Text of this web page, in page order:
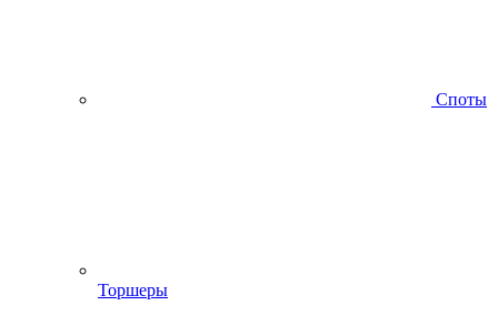
Споты
Торшеры